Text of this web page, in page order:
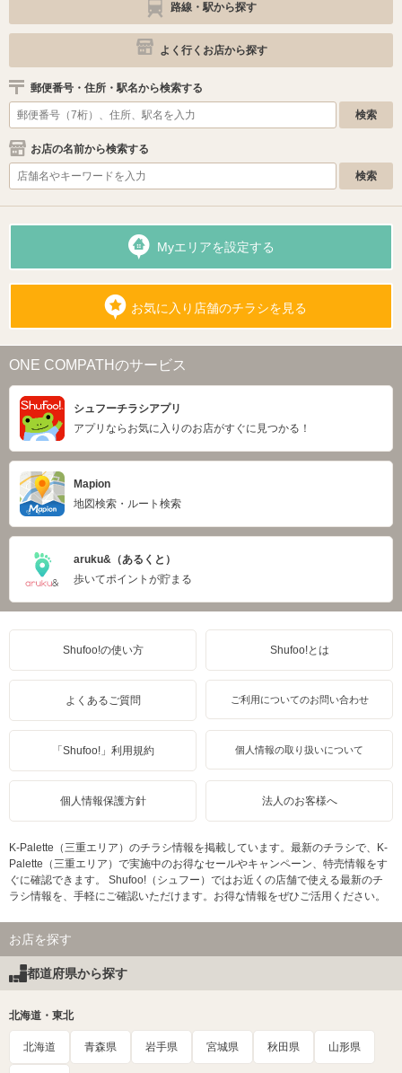
路線・駅から探す
よく行くお店から探す
郵便番号・住所・駅名から検索する
お店の名前から検索する
Myエリアを設定する
お気に入り店舗のチラシを見る
ONE COMPATHのサービス
シュフーチラシアプリ
アプリならお気に入りのお店がすぐに見つかる！
Mapion
地図検索・ルート検索
aruku&（あるくと）
歩いてポイントが貯まる
Shufoo!の使い方 Shufoo!とは
よくあるご質問 ご利用についてのお問い合わせ
「Shufoo!」利用規約 個人情報の取り扱いについて
個人情報保護方針 法人のお客様へ
K-Palette（三重エリア）のチラシ情報を掲載しています。最新のチラシで、K-
Palette（三重エリア）で実施中のお得なセールやキャンペーン、特売情報をす
ぐに確認できます。 Shufoo!（シュフー）ではお近くの店舗で使える最新のチ
ラシ情報を、手軽にご確認いただけます。お得な情報をぜひご活用ください。
お店を探す
都道府県から探す
北海道・東北
北海道 青森県 岩手県 宮城県 秋田県 山形県